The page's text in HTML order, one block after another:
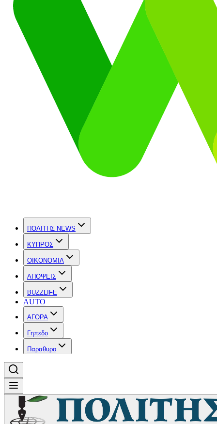
ΠΟΛΙΤΗΣ NEWS
ΚΥΠΡΟΣ
OIKONOMIA
ΑΠΟΨΕΙΣ
BUZZLIFE
AUTO
ΑΓΟΡΑ
Γηπεδο
Παραθυρο